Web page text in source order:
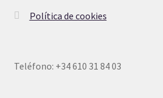
Política de cookies
Teléfono: +34 610 31 84 03